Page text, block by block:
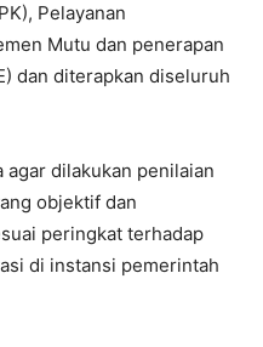
Pelayanan
Mutu dan penerapan
dan diterapkan diseluruh
dilakukan penilaian
objektif dan
peringkat terhadap
di instansi pemerintah